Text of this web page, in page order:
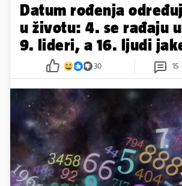
Datum rođenja
u životu: 4. se rađaju
9. lideri, a 16. ljudi
30 15